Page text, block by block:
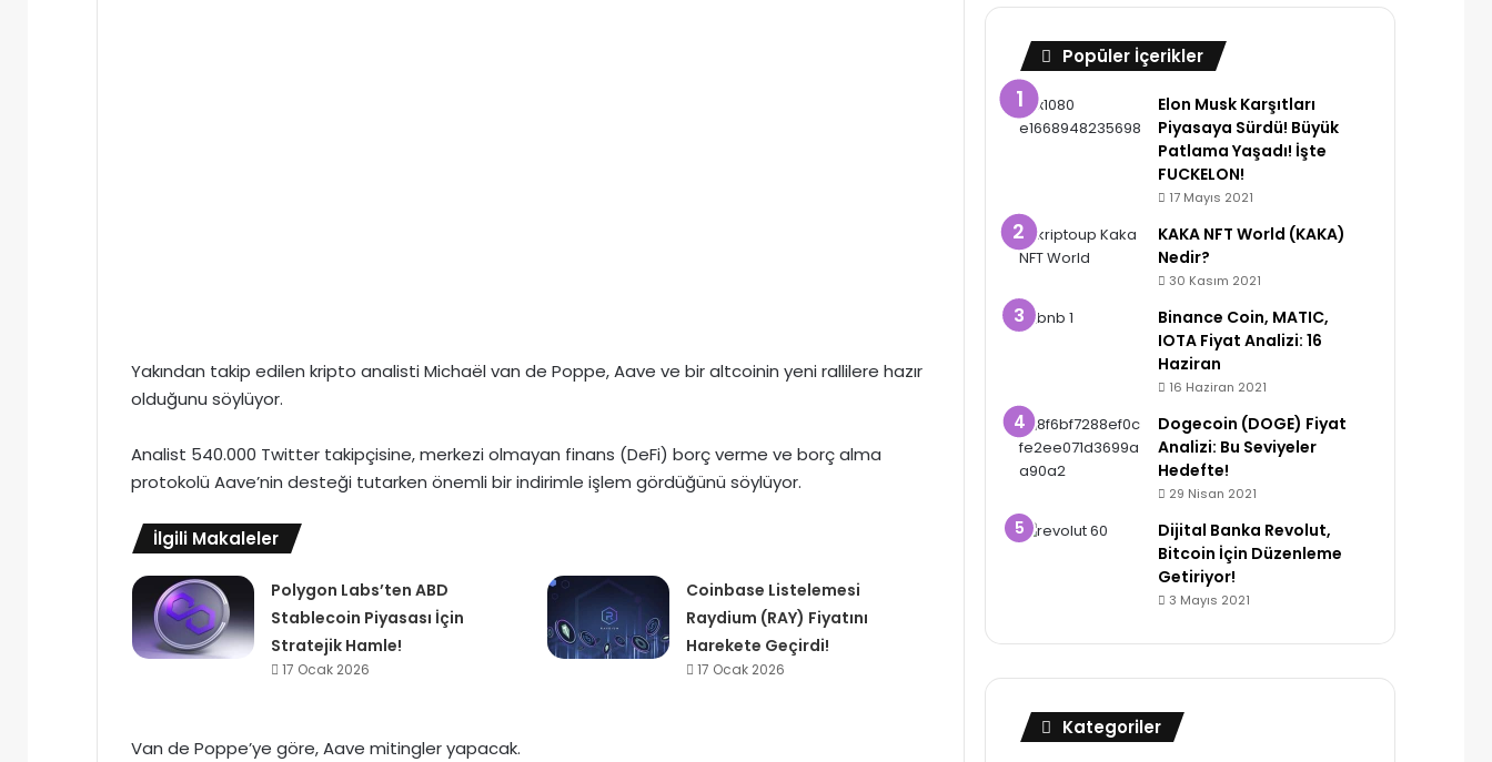
Yakından takip edilen kripto analisti Michaël van de Poppe, Aave ve bir altcoinin yeni rallilere hazır
olduğunu söylüyor.
Analist 540.000 Twitter takipçisine, merkezi olmayan finans (DeFi) borç verme ve borç alma
protokolü Aave’nin desteği tutarken önemli bir indirimle işlem gördüğünü söylüyor.
İlgili Makaleler
Polygon Labs’ten ABD
Stablecoin Piyasası İçin
Stratejik Hamle!
17 Ocak 2026
Coinbase Listelemesi
Raydium (RAY) Fiyatını
Harekete Geçirdi!
17 Ocak 2026
Van de Poppe’ye göre, Aave mitingler yapacak.
Popüler İçerikler
Elon Musk Karşıtları
Piyasaya Sürdü! Büyük
Patlama Yaşadı! İşte
FUCKELON!
17 Mayıs 2021
KAKA NFT World (KAKA)
Nedir?
30 Kasım 2021
Binance Coin, MATIC,
IOTA Fiyat Analizi: 16
Haziran
16 Haziran 2021
Dogecoin (DOGE) Fiyat
Analizi: Bu Seviyeler
Hedefte!
29 Nisan 2021
Dijital Banka Revolut,
Bitcoin İçin Düzenleme
Getiriyor!
3 Mayıs 2021
Kategoriler